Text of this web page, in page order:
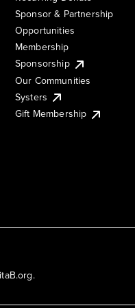
Sponsor & Partnership
Opportunities
Membership
Sponsorship
Our Communities
Systers
Gift Membership